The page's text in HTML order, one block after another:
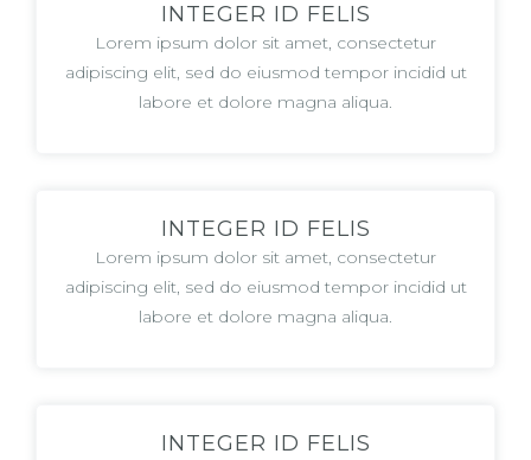
INTEGER ID FELIS
Lorem ipsum dolor sit amet, consectetur
adipiscing elit, sed do eiusmod tempor incidid ut
labore et dolore magna aliqua.
INTEGER ID FELIS
Lorem ipsum dolor sit amet, consectetur
adipiscing elit, sed do eiusmod tempor incidid ut
labore et dolore magna aliqua.
INTEGER ID FELIS